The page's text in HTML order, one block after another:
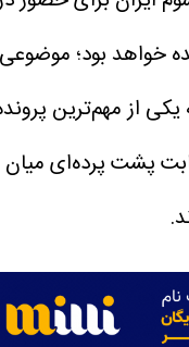
خواهد بود؛
یکی از مهم‌ترین
پشت پرده‌ای